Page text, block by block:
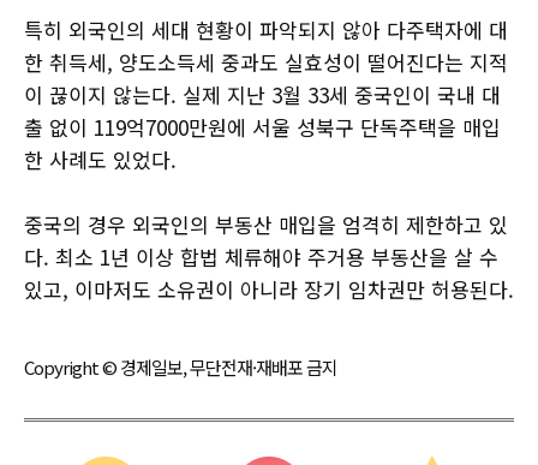
특히 외국인의 세대 현황이 파악되지 않아 다주택자에 대
한 취득세, 양도소득세 중과도 실효성이 떨어진다는 지적
이 끊이지 않는다. 실제 지난 3월 33세 중국인이 국내 대
출 없이 119억7000만원에 서울 성북구 단독주택을 매입
한 사례도 있었다.
중국의 경우 외국인의 부동산 매입을 엄격히 제한하고 있
다. 최소 1년 이상 합법 체류해야 주거용 부동산을 살 수
있고, 이마저도 소유권이 아니라 장기 임차권만 허용된다.
Copyright © 경제일보, 무단전재·재배포 금지